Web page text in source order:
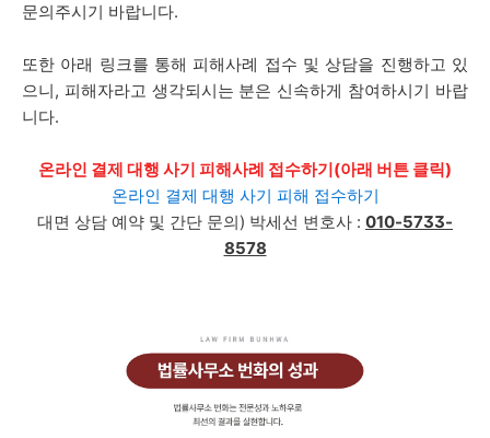
문의주시기 바랍니다.
또한 아래 링크를 통해 피해사례 접수 및 상담을 진행하고 있
으니, 피해자라고 생각되시는 분은 신속하게 참여하시기 바랍
니다.
온라인 결제 대행 사기 피해사례 접수하기(아래 버튼 클릭)
온라인 결제 대행 사기 피해 접수하기
대면 상담 예약 및 간단 문의) 박세선 변호사 : 010-5733-
8578